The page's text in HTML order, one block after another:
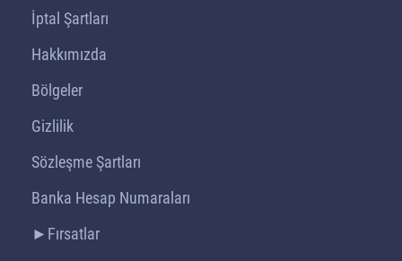
İptal Şartları
Hakkımızda
Bölgeler
Gizlilik
Sözleşme Şartları
Banka Hesap Numaraları
►Fırsatlar